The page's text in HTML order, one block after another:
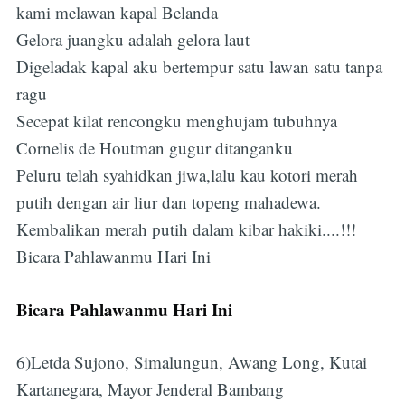
kami melawan kapal Belanda
Gelora juangku adalah gelora laut
Digeladak kapal aku bertempur satu lawan satu tanpa
ragu
Secepat kilat rencongku menghujam tubuhnya
Cornelis de Houtman gugur ditanganku
Peluru telah syahidkan jiwa,lalu kau kotori merah
putih dengan air liur dan topeng mahadewa.
Kembalikan merah putih dalam kibar hakiki....!!!
Bicara Pahlawanmu Hari Ini
Bicara Pahlawanmu Hari Ini
6)Letda Sujono, Simalungun, Awang Long, Kutai
Kartanegara, Mayor Jenderal Bambang